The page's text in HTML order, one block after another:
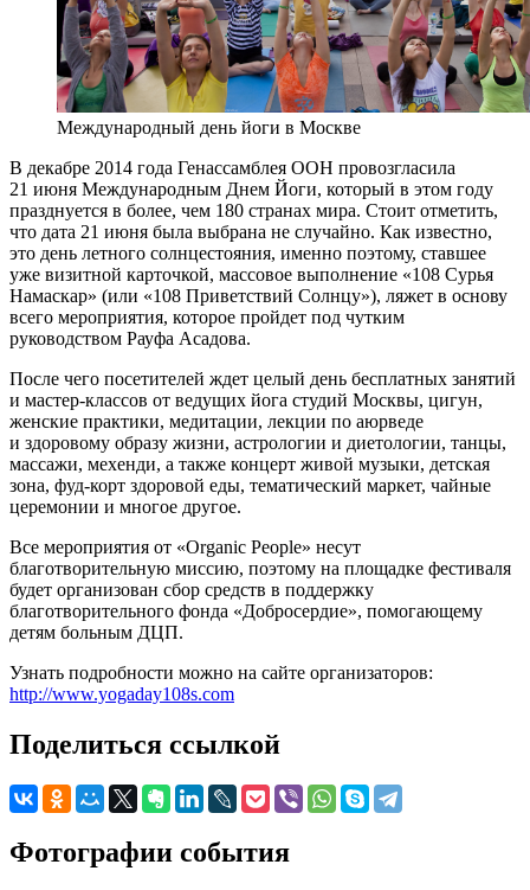
Международный день йоги в Москве
В декабре 2014 года Генассамблея ООН провозгласила
21 июня Международным Днем Йоги, который в этом году
празднуется в более, чем 180 странах мира. Стоит отметить,
что дата 21 июня была выбрана не случайно. Как известно,
это день летного солнцестояния, именно поэтому, ставшее
уже визитной карточкой, массовое выполнение «108 Сурья
Намаскар» (или «108 Приветствий Солнцу»), ляжет в основу
всего мероприятия, которое пройдет под чутким
руководством Рауфа Асадова.
После чего посетителей ждет целый день бесплатных занятий
и мастер-классов от ведущих йога студий Москвы, цигун,
женские практики, медитации, лекции по аюрведе
и здоровому образу жизни, астрологии и диетологии, танцы,
массажи, мехенди, а также концерт живой музыки, детская
зона, фуд-корт здоровой еды, тематический маркет, чайные
церемонии и многое другое.
Все мероприятия от «Organic People» несут
благотворительную миссию, поэтому на площадке фестиваля
будет организован сбор средств в поддержку
благотворительного фонда «Добросердие», помогающему
детям больным ДЦП.
Узнать подробности можно на сайте организаторов:
http://www.yogaday108s.com
Поделиться ссылкой
Фотографии события